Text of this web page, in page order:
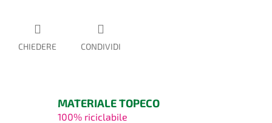
CHIEDERE CONDIVIDI
MATERIALE TOPECO
100% riciclabile